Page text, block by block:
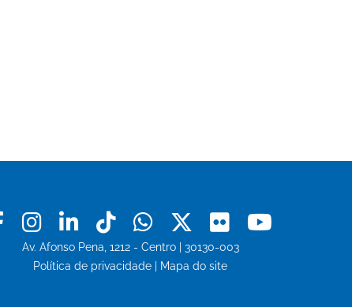
Facebook
Instagram
LinkedinTiktokWhatsapp
X Flickr
Av. Afonso Pena, 1212 - Centro | 30130-003
Política de privacidade
Mapa do site